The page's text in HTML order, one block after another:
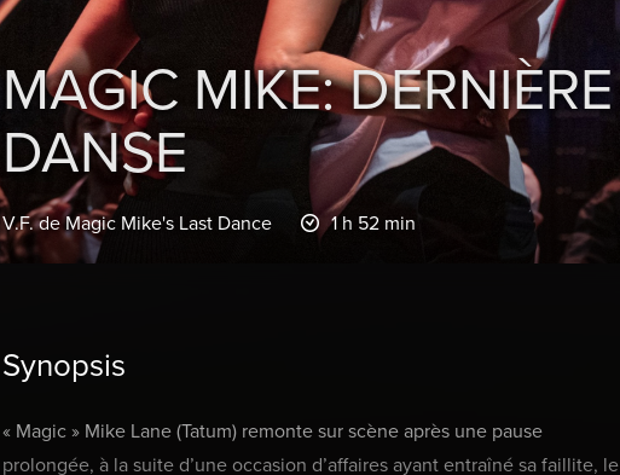
MAGIC MIKE: DERNIÈRE
DANSE
V.F. de Magic Mike's Last Dance 1 h 52 min
Synopsis
« Magic » Mike Lane (Tatum) remonte sur scène après une pause
prolongée, à la suite d’une occasion d’affaires ayant entraîné sa faillite, le